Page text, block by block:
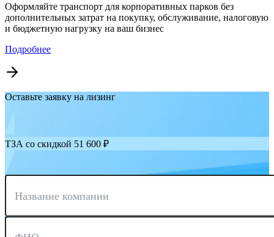
Оформляйте транспорт для корпоративных парков без
дополнительных затрат на покупку, обслуживание, налоговую
и бюджетную нагрузку на ваш бизнес
Подробнее
Оставьте заявку на лизинг
ТЗА со скидкой 51 600 ₽
Название компании